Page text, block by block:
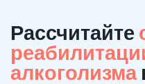
Рассчитайте
алкоголизма